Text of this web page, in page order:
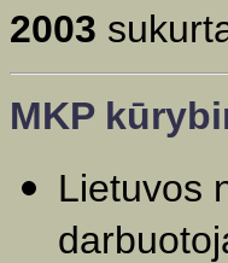
2003
MKP
Lietuvos